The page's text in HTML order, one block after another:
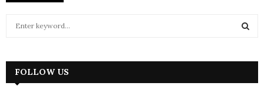
h
FOLLOW US